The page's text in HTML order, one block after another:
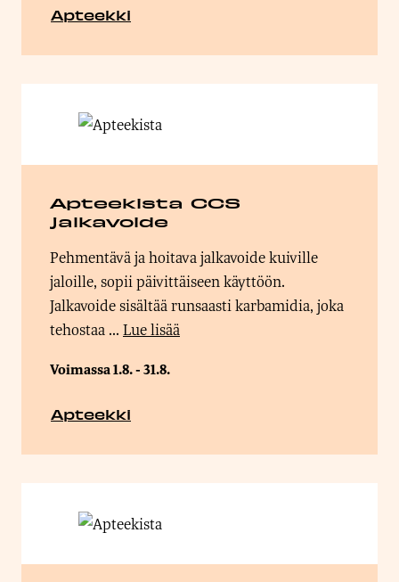
Apteekki
Apteekista CCS
jalkavoide
Pehmentävä ja hoitava jalkavoide kuiville
jaloille, sopii päivittäiseen käyttöön.
Jalkavoide sisältää runsaasti karbamidia, joka
tehostaa ... Lue lisää
Voimassa 1.8. - 31.8.
Apteekki